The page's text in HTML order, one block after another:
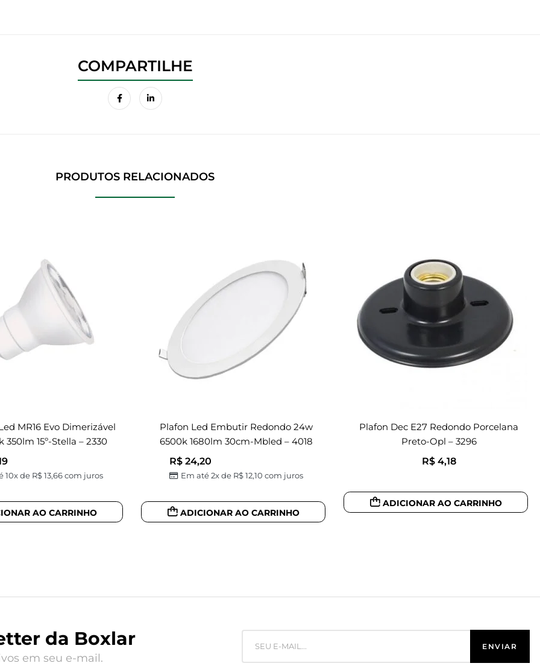
PRODUTOS RELACIONADOS
MR16 Evo Dimerizável
350lm 15º-Stella – 2330
10x de R$13,66com juros
AO CARRINHO
Plafon Led Embutir Redondo 24w
6500k 1680lm 30cm-Mbled – 4018
R$ 24,20
Em até 2x de R$12,10 com juros
ADICIONAR AO CARRINHO
Plafon Dec E27 Redondo Porcelana
Preto-Opl – 3296
R$4,18
ADICIONAR AO CARRINHO
da Boxlar
em seu e-mail.